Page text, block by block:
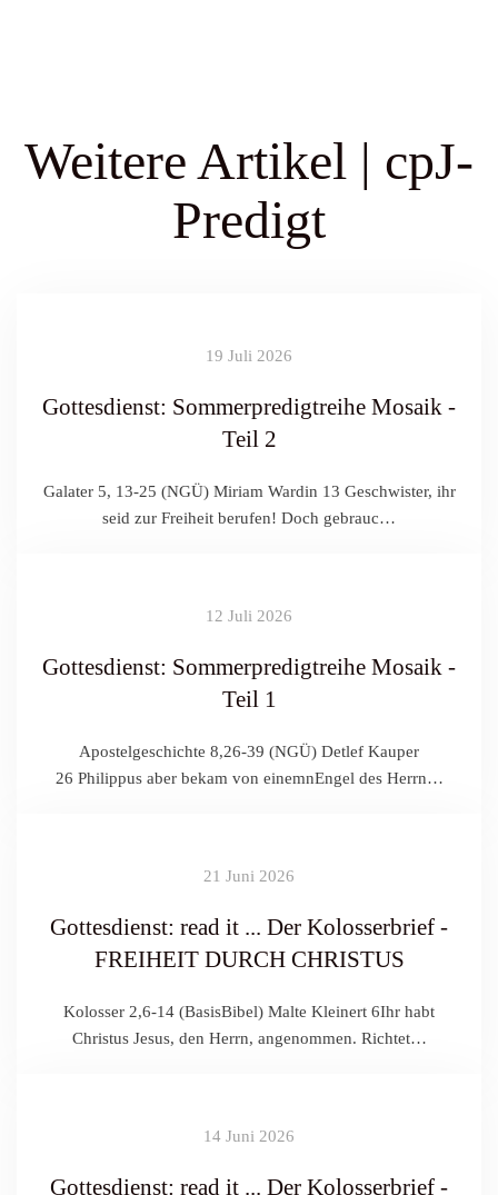
Weitere Artikel | cpJ-
Predigt
19 Juli 2026
Gottesdienst: Sommerpredigtreihe Mosaik -
Teil 2
Galater 5, 13-25 (NGÜ) Miriam Wardin 13 Geschwister, ihr
seid zur Freiheit berufen! Doch gebrauc…
12 Juli 2026
Gottesdienst: Sommerpredigtreihe Mosaik -
Teil 1
Apostelgeschichte 8,26-39 (NGÜ) Detlef Kauper
26 Philippus aber bekam von einemnEngel des Herrn…
21 Juni 2026
Gottesdienst: read it ... Der Kolosserbrief -
FREIHEIT DURCH CHRISTUS
Kolosser 2,6-14 (BasisBibel) Malte Kleinert 6Ihr habt
Christus Jesus, den Herrn, angenommen. Richtet…
14 Juni 2026
Gottesdienst: read it ... Der Kolosserbrief -